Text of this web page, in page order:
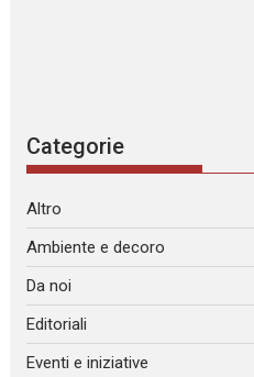
Categorie
Altro
Ambiente e decoro
Da noi
Editoriali
Eventi e iniziative